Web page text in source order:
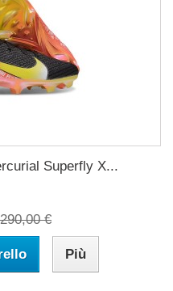
Superfly X...
290,00 €
Più